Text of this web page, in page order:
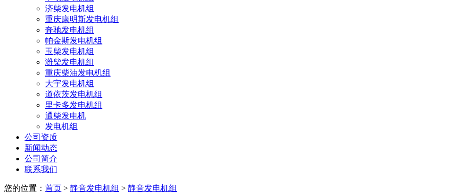
济柴发电机组
重庆康明斯发电机组
奔驰发电机组
帕金斯发电机组
玉柴发电机组
潍柴发电机组
重庆柴油发电机组
大宇发电机组
道依茨发电机组
里卡多发电机组
通柴发电机
发电机组
公司资质
新闻动态
公司简介
联系我们
您的位置： 首页 > 静音发电机组 > 静音发电机组